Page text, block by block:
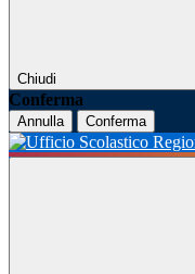
Chiudi
Conferma
Annulla Conferma